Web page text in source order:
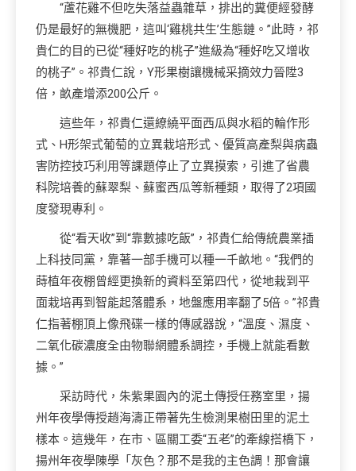
“蘆花雞不但吃失落益蟲雜草，排出的糞便經發酵
仍是最好的無機肥，這叫‘雞桃共生’生態鏈。”此時，祁
貴仁的目的已從“種好吃的桃子”進級為“種好吃又增收
的桃子”。祁貴仁說，Y形果樹讓機械采摘效力晉陞3
倍，畝產增添200公斤。
這些年，祁貴仁還繚繞平面西瓜與水稻的輪作形
式、H形架式葡萄的立異栽培形式、優質高產梨與病蟲
害防控技巧利用等課題停止了立異摸索，引進了省農
科院培養的蘇翠梨、蘇蜜西瓜等新種類，取得了2項國
度發現專利。
從“看天收”到“靠數據吃飯”，祁貴仁給傳統農業插
上科技同黨，靠著一部手機可以種一千畝地。“我們的
蒔植年夜棚曾經更換新的資料至第四代，從地栽到平
面栽培再到智能起落體系，地盤應用率翻了5倍。”祁貴
仁指著棚頂上像飛碟一樣的傳感器說，“溫度、濕度、
二氧化碳濃度全由物聯網體系調控，手機上就能看數
據。”
采訪時代，朱紫果園內的泥土傳授任務室里，揚
州年夜學傳授趙海濤正帶著先生檢測果樹田里的泥土
樣本。這幾年，在市、區關工委“五老”的牽線搭橋下，
揚州年夜學陳學「灰色？那不是我的主色調！那會讓